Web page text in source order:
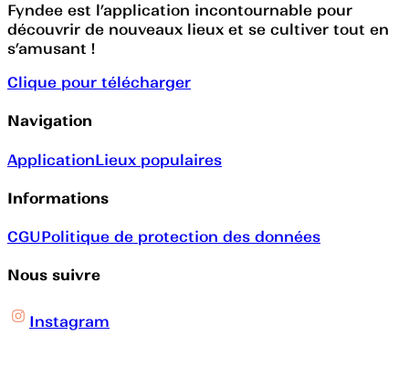
Fyndee est l’application incontournable pour
découvrir de nouveaux lieux et se cultiver tout en
s’amusant !
Clique pour télécharger
Navigation
ApplicationLieux populaires
Informations
CGUPolitique de protection des données
Nous suivre
Instagram